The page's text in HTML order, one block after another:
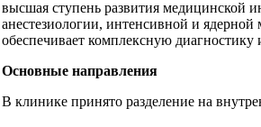
высшая ступень развития медицинской
анестезиологии, интенсивной и
обеспечивает комплексную
Основные направления
В клинике принято разделение на